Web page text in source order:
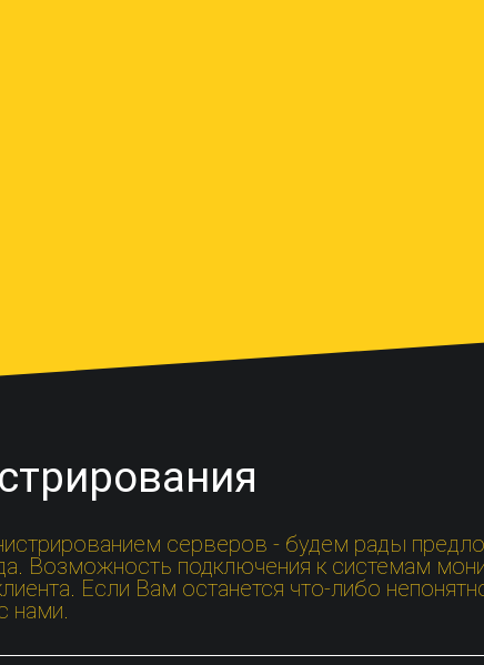
серверов - будем рады
Возможность подключения к системам
Если Вам останется что-либо
нами.